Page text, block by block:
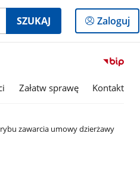
SZUKAJ
Logowanie
do
Zaloguj
Przejdź
serwisu
Publicznej
Gmina
Załatw sprawę Kontakt
zawarcia umowy dzierżawy